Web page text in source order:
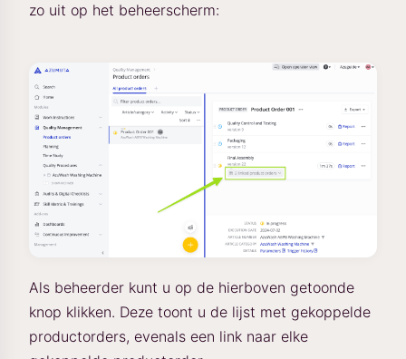
zo uit op het beheerscherm:
Als beheerder kunt u op de hierboven getoonde
knop klikken. Deze toont u de lijst met gekoppelde
productorders, evenals een link naar elke